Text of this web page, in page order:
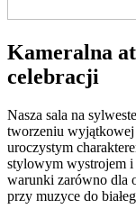
Kameralna
celebracji
Nasza sala na
tworzeniu wyjątkowej
uroczystym
stylowym wystrojem i
warunki zarówno dla
przy muzyce do